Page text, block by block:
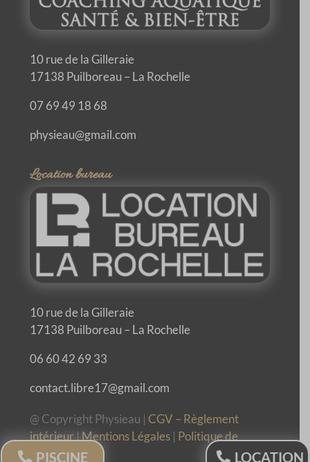
10 rue de la Gilleraie
17138 Puilboreau – La Rochelle
07 69 49 18 68
physieau@gmail.com
Location bureau
10 rue de la Gilleraie
17138 Puilboreau – La Rochelle
06 60 42 69 33
contact.libre17@gmail.com
@ Copyright Physieau | CGV – Règlement
intérieur | Mentions Légales | Politique de
confidentialité
PISCINE LOCATION